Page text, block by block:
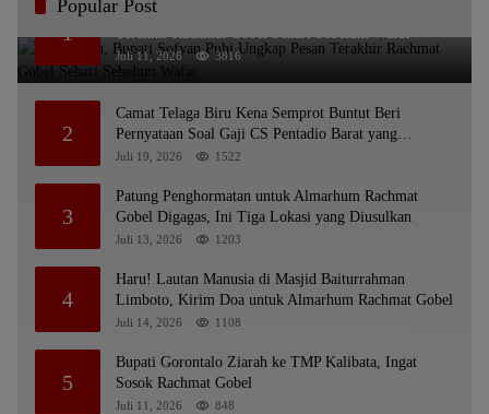
Popular Post
1
Bikin Haru, Bupati Sofyan Puhi Ungkap Pesan
Terakhir Rachmat Gobel Sehari Sebelum Wafat
Juli 11, 2026 3816
2
Camat Telaga Biru Kena Semprot Buntut Beri
Pernyataan Soal Gaji CS Pentadio Barat yang
Nunggak
Juli 19, 2026 1522
3
Patung Penghormatan untuk Almarhum Rachmat
Gobel Digagas, Ini Tiga Lokasi yang Diusulkan
Juli 13, 2026 1203
4
Haru! Lautan Manusia di Masjid Baiturrahman
Limboto, Kirim Doa untuk Almarhum Rachmat Gobel
Juli 14, 2026 1108
5
Bupati Gorontalo Ziarah ke TMP Kalibata, Ingat
Sosok Rachmat Gobel
Juli 11, 2026 848